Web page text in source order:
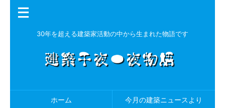
30年を超える建築家活動の中から生まれた物語です
ホーム 今月の建築ニュースより